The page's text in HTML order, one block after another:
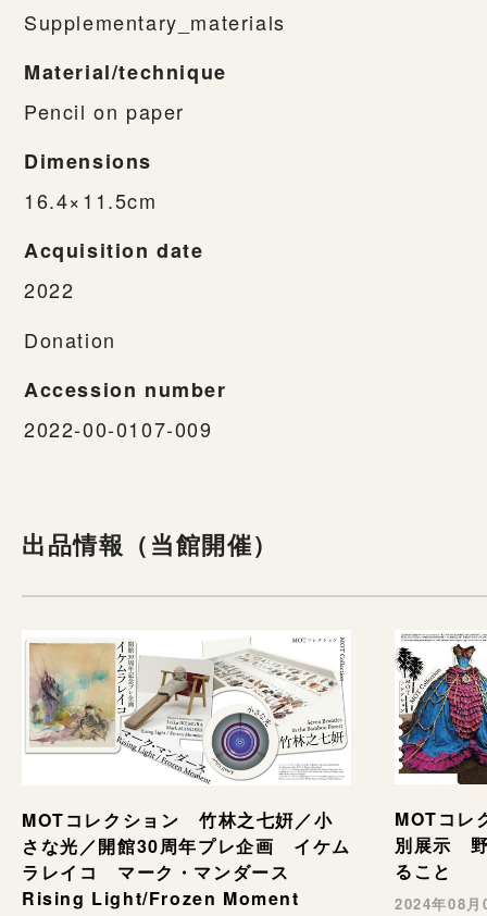
Supplementary_materials
Material/technique
Pencil on paper
Dimensions
16.4×11.5cm
Acquisition date
2022
Donation
Accession number
2022-00-0107-009
出品情報（当館開催）
MOTコレクション 竹林之七姸／小
さな光／開館30周年プレ企画 イケム
ラレイコ マーク・マンダース
Rising Light/Frozen Moment
MOTコレ
別展示
ること
2024年08